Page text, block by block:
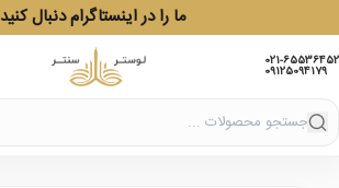
ما را در اینستاگرام دنبال کنید
021-65536452
09125094179